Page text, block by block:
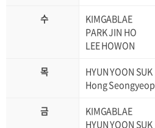
KIMGABLAE
PARK JIN HO
LEE HOWON
HYUN YOON SUK
Hong Seongyeop
KIMGABLAE
HYUN YOON SUK